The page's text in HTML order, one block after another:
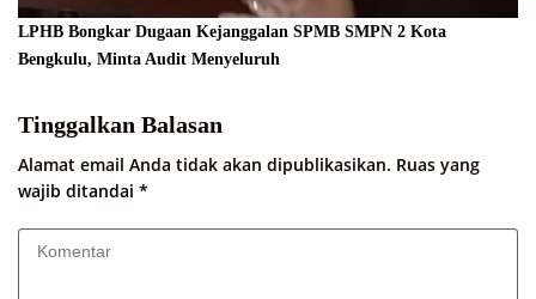
LPHB Bongkar Dugaan Kejanggalan SPMB SMPN 2 Kota
Bengkulu, Minta Audit Menyeluruh
Tinggalkan Balasan
Alamat email Anda tidak akan dipublikasikan. Ruas yang
wajib ditandai *